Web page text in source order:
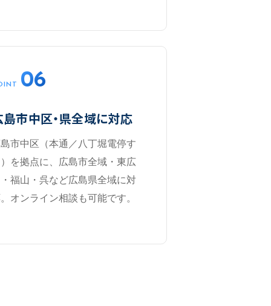
06
市中区・県全域に対応
市中区（本通／八丁堀電停す
を拠点に、広島市全域・東広
福山・呉など広島県全域に対
オンライン相談も可能です。